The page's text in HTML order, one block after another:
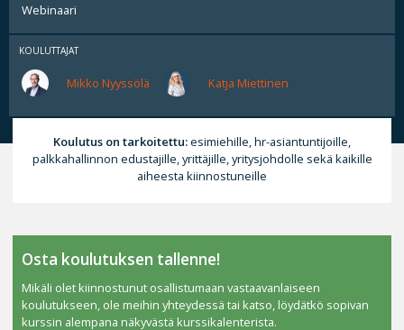
Webinaari
KOULUTTAJAT
Mikko Nyyssölä Katja Miettinen
Koulutus on tarkoitettu:esimiehille, hr-asiantuntijoille,
palkkahallinnon edustajille, yrittäjille, yritysjohdolle sekä kaikille
aiheesta kiinnostuneille
Osta koulutuksen tallenne!
Mikäli olet kiinnostunut osallistumaan vastaavanlaiseen
koulutukseen, ole meihin yhteydessä tai katso, löydätkö sopivan
kurssin alempana näkyvästä kurssikalenterista.